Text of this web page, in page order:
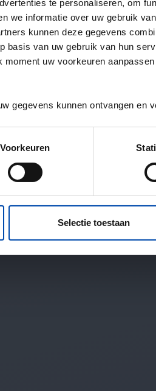
te personaliseren, om
we informatie over uw gebruik
kunnen deze gegevens
basis van uw gebruik van hun
uw voorkeuren
gegevens kunnen ontvangen en
Voorkeuren
Selectie toestaan